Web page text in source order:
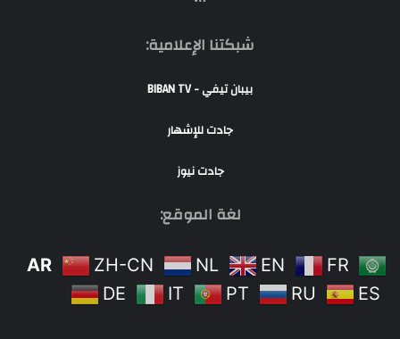
شبكتنا الإعلامية:
بيبان تيفي - BIBAN TV
جادت للإشهار
جادت نيوز
لغة الموقع:
AR ZH-CN NL EN
FR
DE
IT PT RU ES